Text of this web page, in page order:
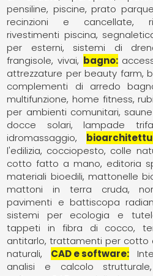
pensiline piscine prato
recinzioni e cancellate
rivestimenti piscina
per esterni
sistemi di
frangisole vivai bagno
attrezzature per beauty farm
complementi di arredo
multifunzione home fitness
per ambienti comunitari
docce solari, lampade
idromassaggio
l'edilizia cocciopesto colle
cotto fatto a mano editoria
materiali bioedili mattonelle
mattoni in terra cruda
pavimenti e battiscopa
sistemi per ecologia e
tappeti in fibra di cocco
antitarlo trattamenti per cotto
naturali
CAD e software
analisi e calcolo strutturale